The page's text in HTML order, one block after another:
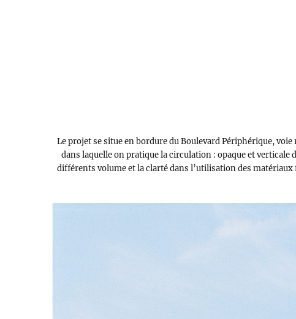
Le projet se situe en bordure du Boulevard Périphérique,
dans laquelle on pratique la circulation : opaque et
différents volume et la clarté dans l’utilisation des